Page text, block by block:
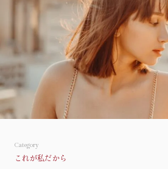
Articles 記事一覧
Category
恋愛にまつわる記事 Love Articles
生き方にまつわる記事 Life Articles
Category
これが私だから